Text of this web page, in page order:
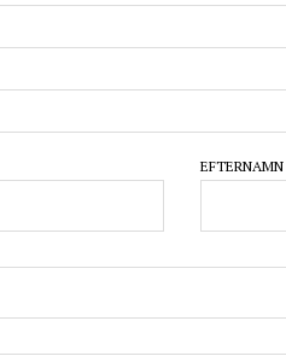
EFTERNAMN